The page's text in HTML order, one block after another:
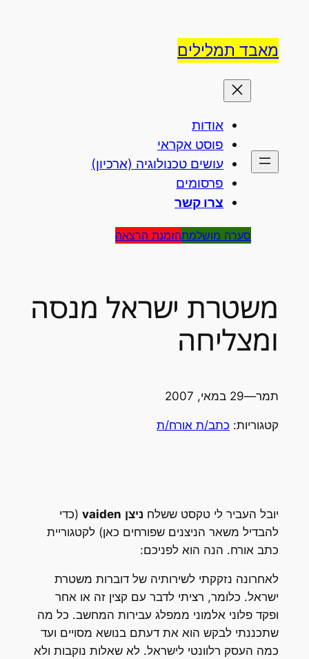
מאבד תמלילים
אודות
פוסט אקראי
עושים טכנולוגיה (ארכיון)
פרסומים
צרו קשר
סערה מושלמתהזמנת הרצאה
משטרת ישראל מנסה
ומצליחה
תמר—29 במאי, 2007
קטגוריות: כתב/ת אורח/ת
יובל העביר לי טקסט ששלח ניצן vaiden(כדי
להבדיל משאר הניצנים שפורחים כאן) לקטגוריית
כתב אורח. הנה הוא לפניכם:
לאחרונה נזקקתי לשירותיה של דוברות משטרת
ישראל. כלומר, רציתי לדבר עם קצין זה או אחר
ופקד פלוני אלמוני ממפלג עבירות המחשב. כל מה
שתכננתי לבקש הוא את דעתם בנושא מסויים ועד
כמה העסק רלוונטי לישראל. לא שאלות נוקבות ולא